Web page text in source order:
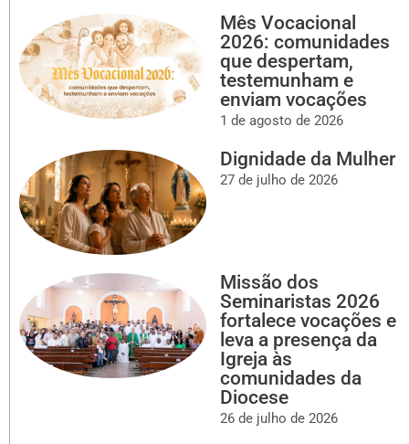
Mês Vocacional
2026: comunidades
que despertam,
testemunham e
enviam vocações
1 de agosto de 2026
Dignidade da Mulher
27 de julho de 2026
Missão dos
Seminaristas 2026
fortalece vocações e
leva a presença da
Igreja às
comunidades da
Diocese
26 de julho de 2026